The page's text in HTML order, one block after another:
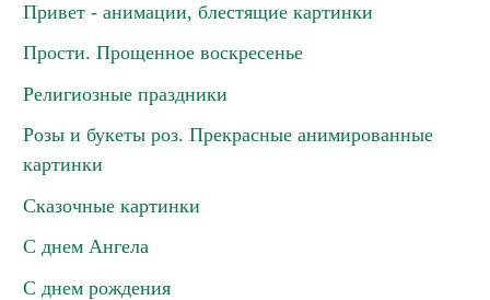
Привет - анимации, блестящие картинки
Прости. Прощенное воскресенье
Религиозные праздники
Розы и букеты роз. Прекрасные анимированные
картинки
Сказочные картинки
С днем Ангела
С днем рождения